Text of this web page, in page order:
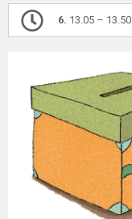
6. 13.05 – 13.50